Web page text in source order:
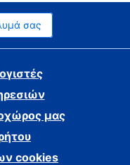
σας
μας
cookies